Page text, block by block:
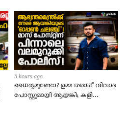
5 hours ago
ധൈര്യമുണ്ടോ? ഉമ്മ തരാം!” വിവാദ
പോസ്റ്റുമായി ആയങ്കി; കളി